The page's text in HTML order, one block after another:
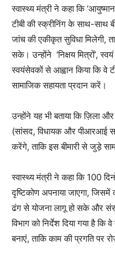
स्वास्थ्य मंत्री ने कहा कि
टीबी की स्क्रीनिंग के साथ-साथ
जांच की एकीकृत सुविधा मिलेगी,
सके। उन्होंने ‘निक्षय मित्रों’,
स्वयंसेवकों से आह्वान किया कि वे
सामाजिक सहायता प्रदान करें।
उन्होंने यह भी बताया कि ज़िला
(सांसद, विधायक और पीआरआई
करेंगे, ताकि इस बीमारी से जुड़े
स्वास्थ्य मंत्री ने कहा कि 100
दृष्टिकोण अपनाया जाएगा,
ढंग से योजना लागू हो सके और
विभाग को निर्देश दिया गया है कि
बनाएं, ताकि काम की प्रगति पर